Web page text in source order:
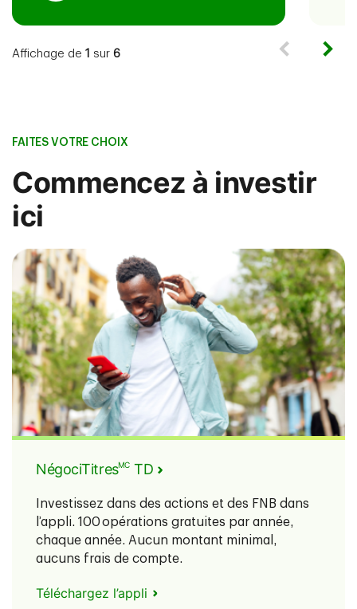
Affichage de 1 sur 6
FAITES VOTRE CHOIX
Commen­cez à investir
ici
NégociTitresMC TD
Investissez dans des actions et des FNB dans
l’appli. 100 opérations gratuites par année,
chaque année. Aucun montant minimal,
aucuns frais de compte.
Téléchargez l’appli